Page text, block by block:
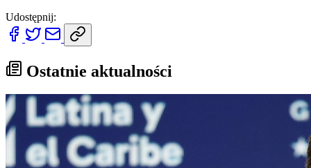
Udostępnij:
Ostatnie aktualności